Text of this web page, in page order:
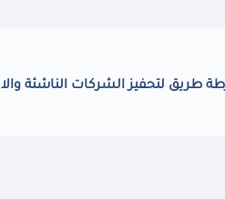
طريق لتحفيز الشركات الناشئة